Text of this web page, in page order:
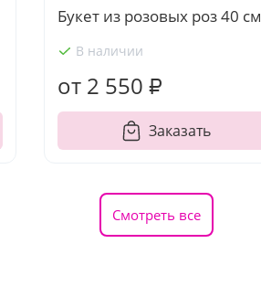
Букет из розовых роз 40 см
В наличии
от 2 550 ₽
Заказать
Смотреть все